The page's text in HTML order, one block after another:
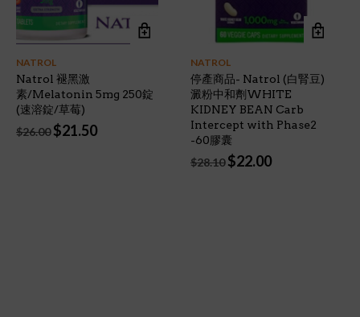
NATROL
Natrol 褪黑激
素/Melatonin 5mg 250錠
(速溶錠/草莓)
$26.00 Original
$21.50Current
NATROL
停產商品- Natrol (白腎豆)
澱粉中和劑WHITE
KIDNEY BEAN Carb
Intercept with Phase2
-60膠囊
$28.10 Original
$22.00Current